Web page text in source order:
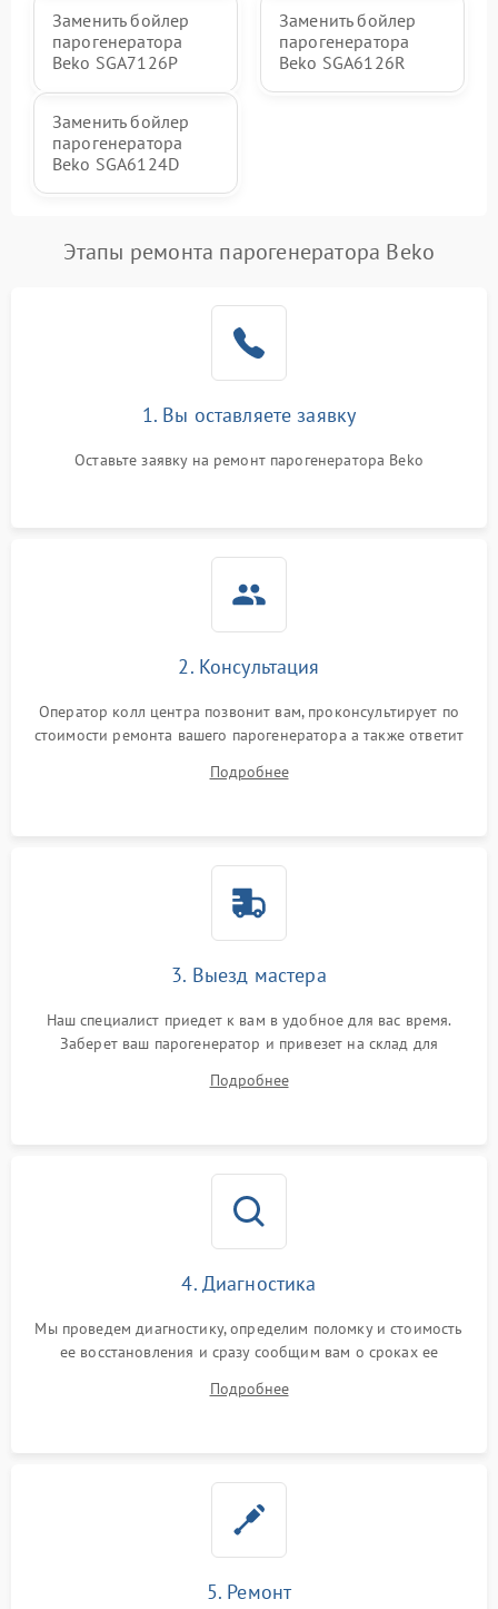
Заменить бойлер
парогенератора
Beko SGA7126P
Заменить бойлер
парогенератора
Beko SGA6126R
Заменить бойлер
парогенератора
Beko SGA6124D
Этапы ремонта парогенератора Beko
1. Вы оставляете заявку
Оставьте заявку на ремонт парогенератора Beko
2. Консультация
Оператор колл центра позвонит вам, проконсультирует по
стоимости ремонта вашего парогенератора а также ответит
Подробнее
3. Выезд мастера
Наш специалист приедет к вам в удобное для вас время.
Заберет ваш парогенератор и привезет на склад для
Подробнее
4. Диагностика
Мы проведем диагностику, определим поломку и стоимость
ее восстановления и сразу сообщим вам о сроках ее
Подробнее
5. Ремонт